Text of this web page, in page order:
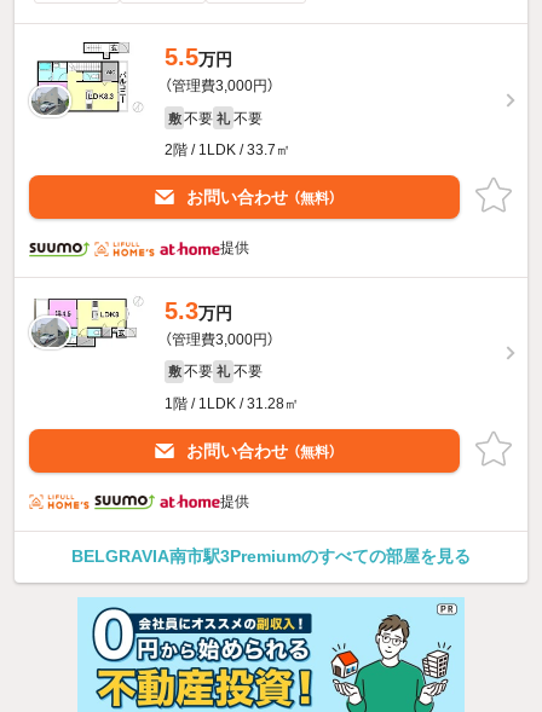
5.5万円
（管理費3,000円）
敷 不要 礼 不要
2階 / 1LDK / 33.7㎡
お問い合わせ （無料）
提供
5.3万円
（管理費3,000円）
敷 不要 礼 不要
1階 / 1LDK / 31.28㎡
お問い合わせ （無料）
提供
BELGRAVIA南市駅3Premiumのすべての部屋を見る